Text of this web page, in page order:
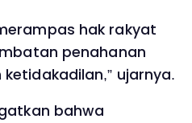
hak rakyat
penahanan
ujarnya.
bahwa